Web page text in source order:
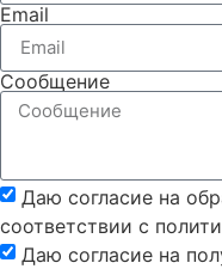
Email
Сообщение
Даю согласие на
соответствии с
Даю согласие на